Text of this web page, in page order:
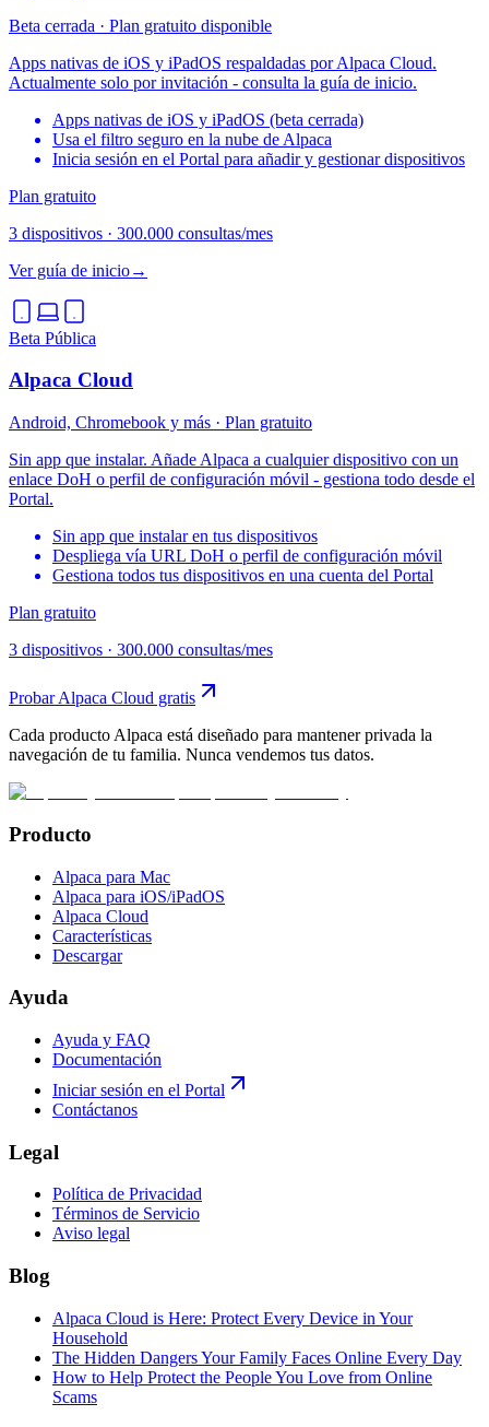
Beta cerrada · Plan gratuito disponible
Apps nativas de iOS y iPadOS respaldadas por Alpaca Cloud.
Actualmente solo por invitación - consulta la guía de inicio.
Apps nativas de iOS y iPadOS (beta cerrada)
Usa el filtro seguro en la nube de Alpaca
Inicia sesión en el Portal para añadir y gestionar dispositivos
Plan gratuito
3 dispositivos · 300.000 consultas/mes
Ver guía de inicio→
Beta Pública
Alpaca Cloud
Android, Chromebook y más · Plan gratuito
Sin app que instalar. Añade Alpaca a cualquier dispositivo con un
enlace DoH o perfil de configuración móvil - gestiona todo desde el
Portal.
Sin app que instalar en tus dispositivos
Despliega vía URL DoH o perfil de configuración móvil
Gestiona todos tus dispositivos en una cuenta del Portal
Plan gratuito
3 dispositivos · 300.000 consultas/mes
Probar Alpaca Cloud gratis
Cada producto Alpaca está diseñado para mantener privada la
navegación de tu familia. Nunca vendemos tus datos.
Producto
Alpaca para Mac
Alpaca para iOS/iPadOS
Alpaca Cloud
Características
Descargar
Ayuda
Ayuda y FAQ
Documentación
Iniciar sesión en el Portal
Contáctanos
Legal
Política de Privacidad
Términos de Servicio
Aviso legal
Blog
Alpaca Cloud is Here: Protect Every Device in Your
Household
The Hidden Dangers Your Family Faces Online Every Day
How to Help Protect the People You Love from Online
Scams